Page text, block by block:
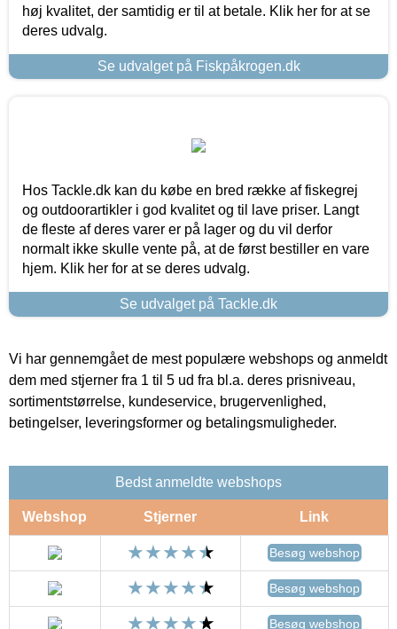
høj kvalitet, der samtidig er til at betale. Klik her for at se
deres udvalg.
Se udvalget på Fiskpåkrogen.dk
Hos Tackle.dk kan du købe en bred række af fiskegrej
og outdoorartikler i god kvalitet og til lave priser. Langt
de fleste af deres varer er på lager og du vil derfor
normalt ikke skulle vente på, at de først bestiller en vare
hjem. Klik her for at se deres udvalg.
Se udvalget på Tackle.dk
Vi har gennemgået de mest populære webshops og anmeldt
dem med stjerner fra 1 til 5 ud fra bl.a. deres prisniveau,
sortimentstørrelse, kundeservice, brugervenlighed,
betingelser, leveringsformer og betalingsmuligheder.
Bedst anmeldte webshops
Webshop Stjerner Link
Besøg webshop
Besøg webshop
Besøg webshop